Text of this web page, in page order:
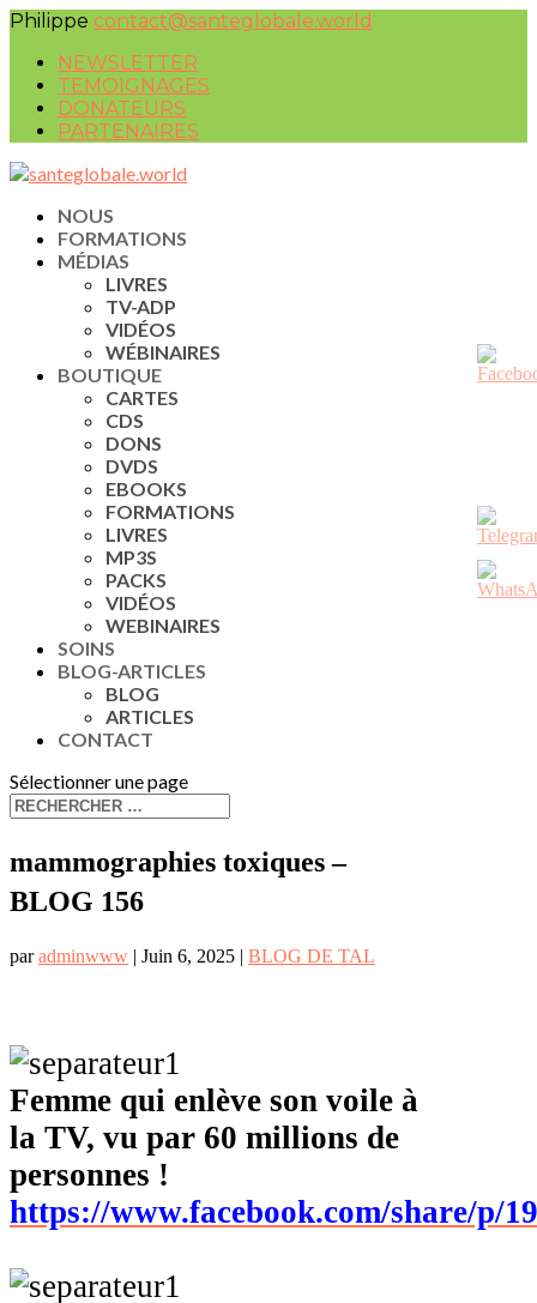
Philippe contact@santeglobale.world
NEWSLETTER
TEMOIGNAGES
DONATEURS
PARTENAIRES
NOUS
FORMATIONS
MÉDIAS
LIVRES
TV-ADP
VIDÉOS
WÉBINAIRES
BOUTIQUE
CARTES
CDS
DONS
DVDS
EBOOKS
FORMATIONS
LIVRES
MP3S
PACKS
VIDÉOS
WEBINAIRES
SOINS
BLOG-ARTICLES
BLOG
ARTICLES
CONTACT
Sélectionner une page
mammographies toxiques –
BLOG 156
paradminwww | Juin 6, 2025 | BLOG DE TAL
Femme qui enlève son voile à
la TV, vu par 60 millions de
personnes !
https://www.facebook.com/share/p/